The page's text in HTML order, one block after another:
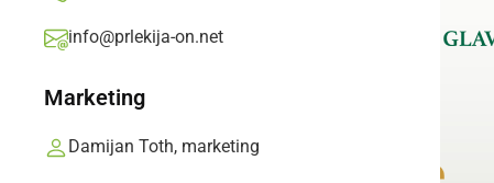
info@prlekija-on.net
Marketing
Damijan Toth, marketing